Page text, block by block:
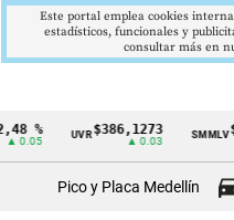
Cintillo
% UVR$386,1273
▲ 0.03
SMMLV
Pico y Placa Medellín
Este portal emplea cookies
estadísticos, funcionales y
consultar más en